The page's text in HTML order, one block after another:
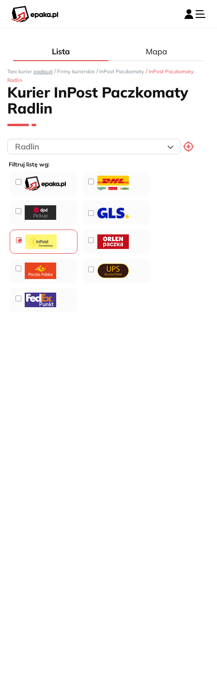
Lista Mapa
Tani kurier epaka.pl / Firmy kurierskie / InPost Paczkomaty / InPost Paczkomaty
Radlin
Kurier InPost Paczkomaty
Radlin
Filtruj listę wg: